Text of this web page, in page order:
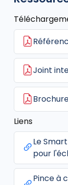
Joint
Liens
Le
pour
Pince à